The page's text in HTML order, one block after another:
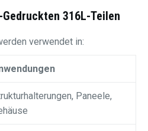
Gedruckten 316L-Teilen
verwendet in:
Paneele,